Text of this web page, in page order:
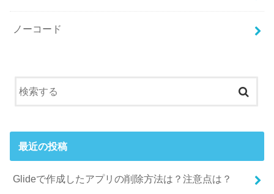
ノーコード
最近の投稿
Glideで作成したアプリの削除方法は？注意点は？